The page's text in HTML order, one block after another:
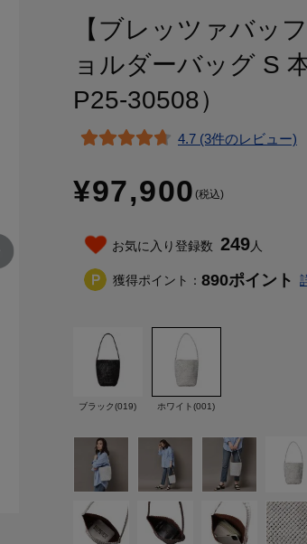
【ブレッツァバッ
ョルダーバッグ S
P25-30508）
4.7 (3件のレビュー)
¥97,900 (税込)
お気に入り登録数 249人
獲得ポイント： 890ポイント
ブラック(019) ホワイト(001)